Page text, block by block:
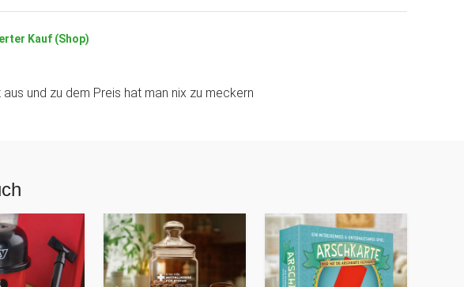
Kauf (Shop)
und zu dem Preis hat man nix zu meckern